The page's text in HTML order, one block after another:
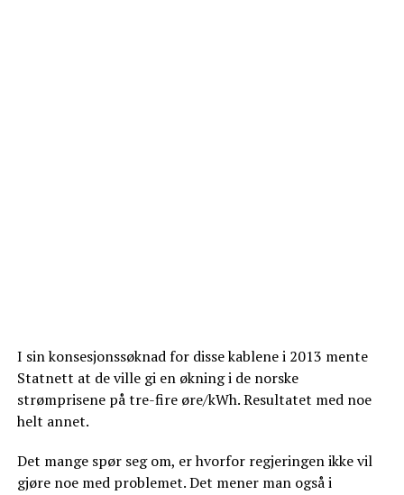
I sin konsesjonssøknad for disse kablene i 2013 mente
Statnett at de ville gi en økning i de norske
strømprisene på tre-fire øre/kWh. Resultatet med noe
helt annet.
Det mange spør seg om, er hvorfor regjeringen ikke vil
gjøre noe med problemet. Det mener man også i